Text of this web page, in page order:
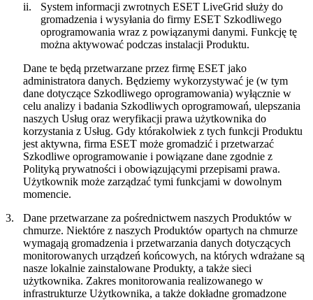
ii.
System informacji zwrotnych ESET LiveGrid służy do
gromadzenia i wysyłania do firmy ESET Szkodliwego
oprogramowania wraz z powiązanymi danymi. Funkcję tę
można aktywować podczas instalacji Produktu.
Dane te będą przetwarzane przez firmę ESET jako
administratora danych. Będziemy wykorzystywać je (w tym
dane dotyczące Szkodliwego oprogramowania) wyłącznie w
celu analizy i badania Szkodliwych oprogramowań, ulepszania
naszych Usług oraz weryfikacji prawa użytkownika do
korzystania z Usług. Gdy którakolwiek z tych funkcji Produktu
jest aktywna, firma ESET może gromadzić i przetwarzać
Szkodliwe oprogramowanie i powiązane dane zgodnie z
Polityką prywatności i obowiązującymi przepisami prawa.
Użytkownik może zarządzać tymi funkcjami w dowolnym
momencie.
3.
Dane przetwarzane za pośrednictwem naszych Produktów w
chmurze. Niektóre z naszych Produktów opartych na chmurze
wymagają gromadzenia i przetwarzania danych dotyczących
monitorowanych urządzeń końcowych, na których wdrażane są
nasze lokalnie zainstalowane Produkty, a także sieci
użytkownika. Zakres monitorowania realizowanego w
infrastrukturze Użytkownika, a także dokładne gromadzone